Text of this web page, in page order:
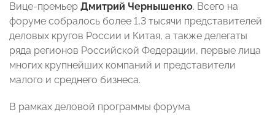
Вице-премьер Дмитрий Чернышенко. Всего на
форуме собралось более 1,3 тысячи представителей
деловых кругов России и Китая, а также делегаты
ряда регионов Российской Федерации, первые лица
многих крупнейших компаний и представители
малого и среднего бизнеса.
В рамках деловой программы форума